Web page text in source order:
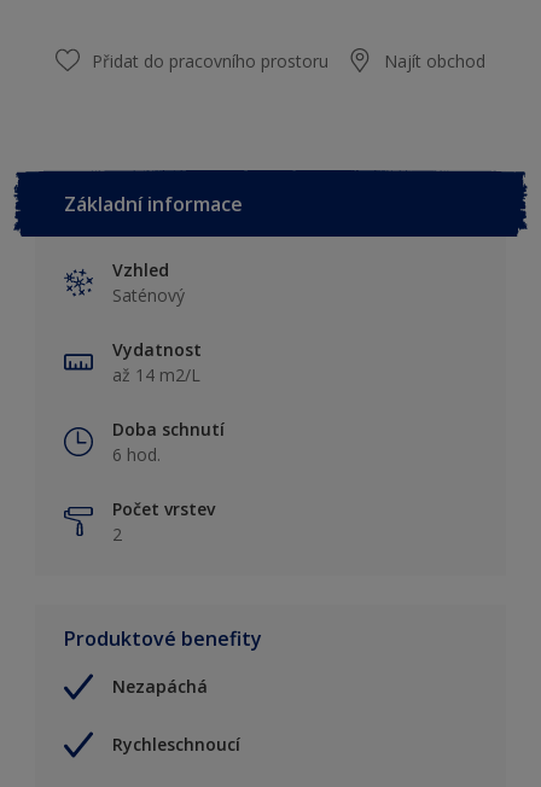
Přidat do pracovního prostoru Najít obchod
Základní informace
Vzhled
Saténový
Vydatnost
až 14 m2/L
Doba schnutí
6 hod.
Počet vrstev
2
Produktové benefity
Nezapáchá
Rychleschnoucí